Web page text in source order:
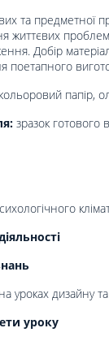
та предметної
життєвих
Добір
поетапного
кольоровий папір,
зразок
уроках дизайну
уроку